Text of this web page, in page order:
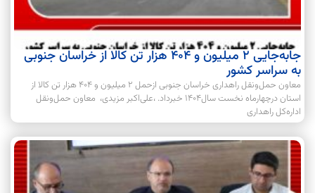
جابه‌جایی 2 میلیون و 404 هزار تن کالا از خراسان جنوبی
به سراسر کشور
معاون حمل‌ونقل راهداری خراسان جنوبی ازحمل 2 میلیون و 404 هزار تن کالا از
استان درچهارماه نخست سال1404 خبرداد. ،علی‌اکبر مزیدی، معاون حمل‌ونقل
اداره‌کل راهداری